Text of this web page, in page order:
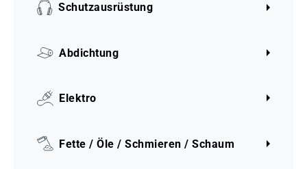
Schutzausrüstung
Abdichtung
Elektro
Fette / Öle / Schmieren / Schaum